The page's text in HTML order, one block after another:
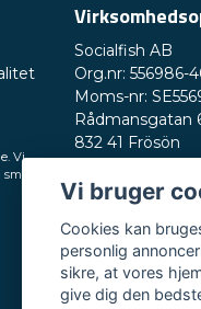
Vi
Socialfish AB
Org.nr: 556986-
Moms-nr:
Rådmansgatan
832 41 Frösön
Telefonnummer:
Åbningstider:
Man-fre kl. 10-17
Vi bruger
Cookies kan
personlig
sikre, at vores
give dig den